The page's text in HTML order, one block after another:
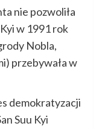
nie pozwoliła
w 1991 rok
Nobla,
przebywała w
demokratyzacji
Suu Kyi